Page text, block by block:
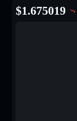
$1.675019